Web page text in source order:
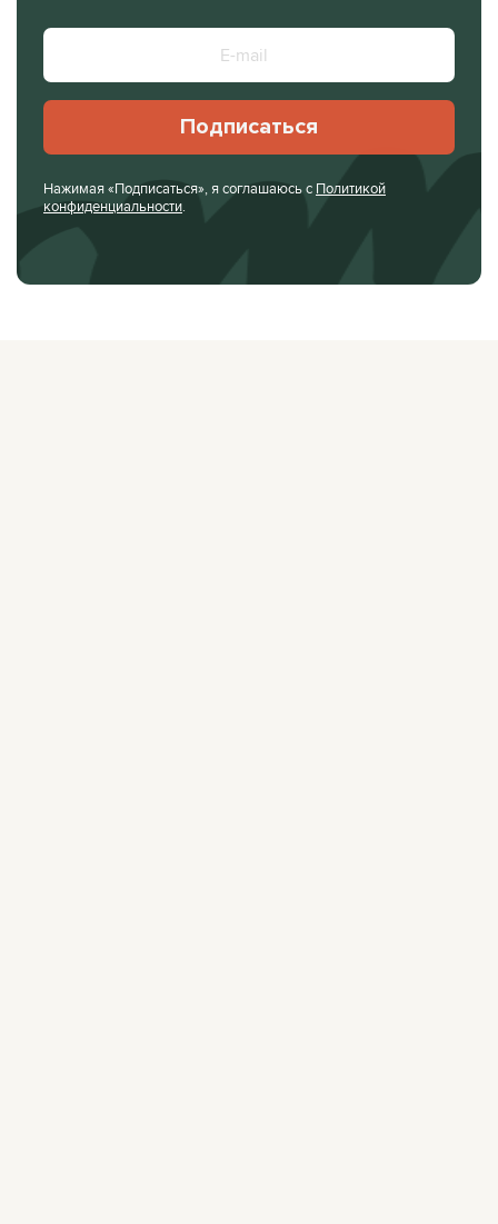
Подписаться
Нажимая «Подписаться», я соглашаюсь с Политикой
конфиденциальности.